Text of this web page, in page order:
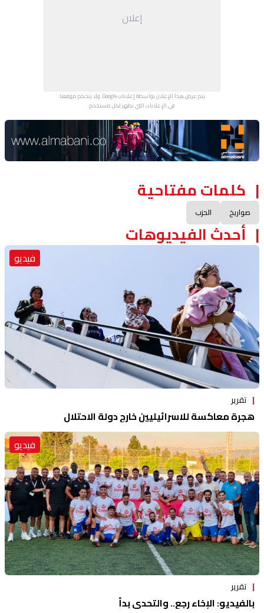
إعلان
يتم عرض هذا الإعلان بواسطة إعلانات Google، ولا يتحكم موقعنا
في الإعلانات التي تظهر لكل مستخدم.
Advertisement Section
كلمات مفتاحية
صواريخ الحزب
أحدث الفيديوهات
فيديو
تقرير
هجرة معاكسة للاسرائيليين خارج دولة الاحتلال
فيديو
تقرير
بالفيديو: الإخاء رجع.. والتحدي بدأ